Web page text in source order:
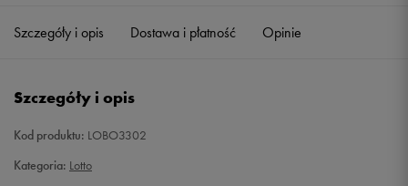
M Powiadom o dostępności
Szczegóły i opis Dostawa i płatność Opinie
Szczegóły i opis
Kod produktu: LOBO3302
Kategoria: Lotto